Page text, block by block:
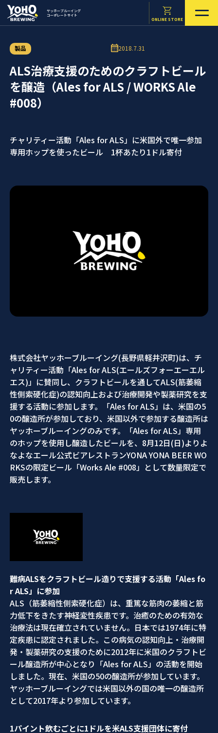
ヤッホーブルーイング
コーポレートサイト
ONLINE STORE
製品 2018.7.31
ALS治療支援のためのクラフトビール
を醸造（Ales for ALS / WORKS Ale
#008）
チャリティー活動「Ales for ALS」に米国外で唯一参加
専用ホップを使ったビール 1杯あたり1ドル寄付
株式会社ヤッホーブルーイング(長野県軽井沢町)は、チ
ャリティー活動「Ales for ALS(エールズフォーエーエル
エス)」に賛同し、クラフトビールを通してALS(筋萎縮
性側索硬化症)の認知向上および治療開発や製薬研究を支
援する活動に参加します。「Ales for ALS」は、米国の5
0の醸造所が参加しており、米国以外で参加する醸造所は
ヤッホーブルーイングのみです。「Ales for ALS」専用
のホップを使用し醸造したビールを、8月12日(日)よりよ
なよなエール公式ビアレストランYONA YONA BEER WO
RKSの限定ビール「Works Ale #008」として数量限定で
販売します。
難病ALSをクラフトビール造りで支援する活動「Ales fo
r ALS」に参加
ALS（筋萎縮性側索硬化症）は、重篤な筋肉の萎縮と筋
力低下をきたす神経変性疾患です。治癒のための有効な
治療法は現在確立されていません。日本では1974年に特
定疾患に認定されました。この病気の認知向上・治療開
発・製薬研究の支援のために2012年に米国のクラフトビ
ール醸造所が中心となり「Ales for ALS」の活動を開始
しました。現在、米国の50の醸造所が参加しています。
ヤッホーブルーイングでは米国以外の国の唯一の醸造所
として2017年より参加しています。
1パイント飲むごとに1ドルを米ALS支援団体に寄付